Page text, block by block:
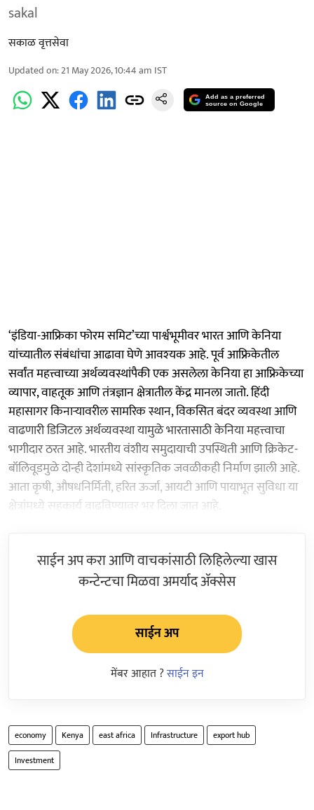
sakal
सकाळ वृत्तसेवा
Updated on:21 May 2026, 10:44 am IST
Add as a preferred
source on Google
‘इंडिया-आफ्रिका फोरम समिट’च्या पार्श्वभूमीवर भारत आणि केनिया
यांच्यातील संबंधांचा आढावा घेणे आवश्‍यक आहे. पूर्व आफ्रिकेतील
सर्वांत महत्त्वाच्या अर्थव्यवस्थांपैकी एक असलेला केनिया हा आफ्रिकेच्या
व्यापार, वाहतूक आणि तंत्रज्ञान क्षेत्रातील केंद्र मानला जातो. हिंदी
महासागर किनाऱ्यावरील सामरिक स्थान, विकसित बंदर व्यवस्था आणि
वाढणारी डिजिटल अर्थव्यवस्था यामुळे भारतासाठी केनिया महत्त्वाचा
भागीदार ठरत आहे. भारतीय वंशीय समुदायाची उपस्थिती आणि क्रिकेट-
बॉलिवूडमुळे दोन्ही देशांमध्ये सांस्कृतिक जवळीकही निर्माण झाली आहे.
आता कृषी, औषधनिर्मिती, हरित ऊर्जा, आयटी आणि पायाभूत सुविधा या
क्षेत्रांमध्ये सहकार्य वाढविण्यावर भर दिला जात आहे.
साईन अप करा आणि वाचकांसाठी लिहिलेल्या खास
कन्टेन्टचा मिळवा अमर्याद ॲक्सेस
साईन अप
मेंबर आहात ?साईन इन
economy Kenya east africa Infrastructure
export hub
Investment